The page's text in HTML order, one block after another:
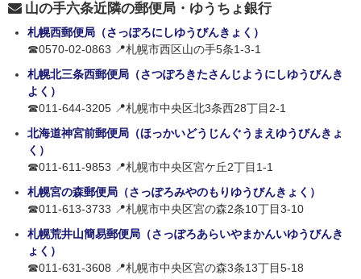
山の手六条近隣の郵便局・ゆうちょ銀行
札幌西郵便局（さっぽろにしゆうびんきょく）
☎0570-02-0863 📍札幌市西区山の手5条1-3-1
札幌北三条西郵便局（さつぽろきたさんじようにしゆうびんき
よく）
☎011-644-3205 📍札幌市中央区北3条西28丁目2-1
北海道神宮前郵便局（ほっかいどうじんぐうまえゆうびんきょ
く）
☎011-611-9853 📍札幌市中央区宮ケ丘2丁目1-1
札幌宮の森郵便局（さっぽろみやのもりゆうびんきょく）
☎011-613-3733 📍札幌市中央区宮の森2条10丁目3-10
札幌荒井山簡易郵便局（さっぽろあらいやまかんいゆうびんき
ょく）
☎011-631-3608 📍札幌市中央区宮の森3条13丁目5-18